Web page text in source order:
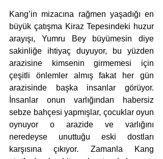
Kang’in mizacına rağmen yaşadığı en
büyük çatışma Kiraz Tepesindeki huzur
arayışı, Yumru Bey büyümesin diye
sakinliğe ihtiyaç duyuyor, bu yüzden
arazisine kimsenin girmemesi için
çeşitli önlemler almış fakat her gün
arazisinde başka insanlar görüyor.
İnsanlar onun varlığından habersiz
sebze bahçesi yapmışlar, çocuklar oyun
oynuyor o arazide ve varlığını
neredeyse unuttuğu eski dostları
karşısına çıkıyor. Zamanla Kang